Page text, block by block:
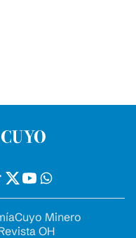
Cuyo Minero
OH